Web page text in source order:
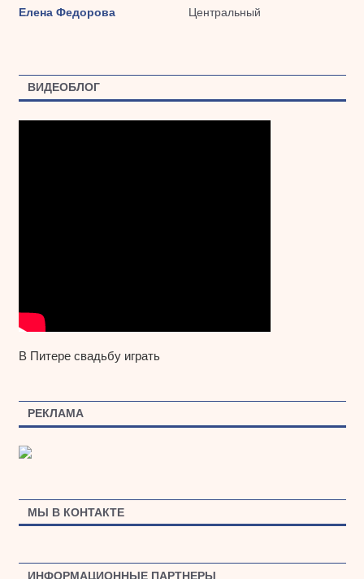
Елена Федорова Центральный
ВИДЕОБЛОГ
В Питере свадьбу играть
РЕКЛАМА
МЫ В КОНТАКТЕ
ИНФОРМАЦИОННЫЕ ПАРТНЕРЫ